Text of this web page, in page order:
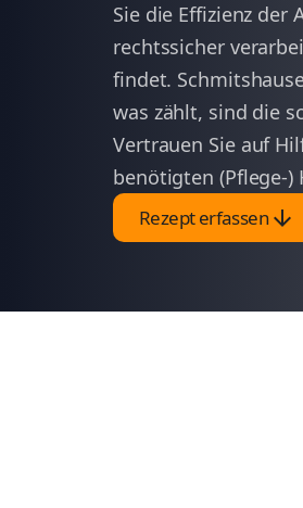
Sie die Effizienz
rechtssicher
findet.
was zählt, sind die
Vertrauen Sie auf
benötigten (Pflege-
Rezept erfassenarrow_downward